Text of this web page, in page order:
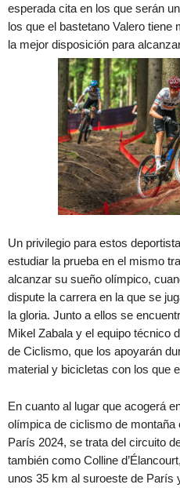
esperada cita en los que serán
los que el bastetano Valero
la mejor disposición para
Un privilegio para estos
estudiar la prueba en el mismo
alcanzar su sueño olímpico,
dispute la carrera en la que se
la gloria. Junto a ellos se
Mikel Zabala y el equipo técnico
de Ciclismo, que los apoyarán
material y bicicletas con los que
En cuanto al lugar que acogerá
olímpica de ciclismo de
París 2024, se trata del circuito
también como Colline
unos 35 km al suroeste de París